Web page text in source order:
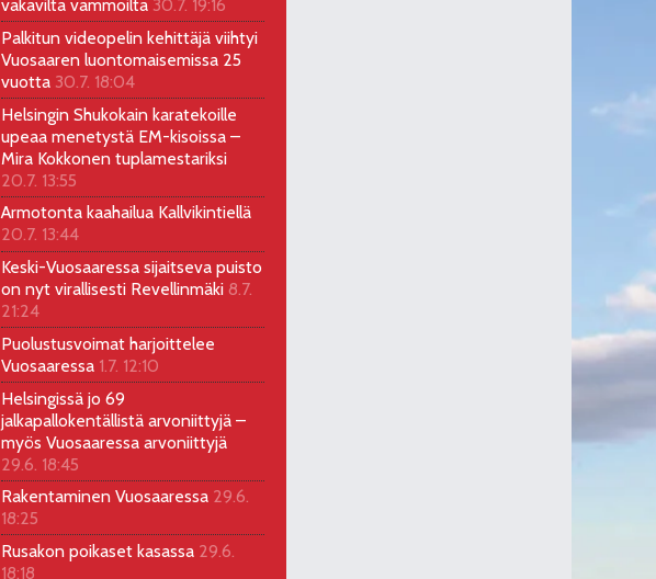
vakavilta vammoilta 30.7. 19:16
Palkitun videopelin kehittäjä viihtyi
Vuosaaren luontomaisemissa 25
vuotta 30.7. 18:04
Helsingin Shukokain karatekoille
upeaa menetystä EM-kisoissa –
Mira Kokkonen tuplamestariksi
20.7. 13:55
Armotonta kaahailua Kallvikintiellä
20.7. 13:44
Keski-Vuosaaressa sijaitseva puisto
on nyt virallisesti Revellinmäki 8.7.
21:24
Puolustusvoimat harjoittelee
Vuosaaressa 1.7. 12:10
Helsingissä jo 69
jalkapallokentällistä arvoniittyjä –
myös Vuosaaressa arvoniittyjä
29.6. 18:45
Rakentaminen Vuosaaressa 29.6.
18:25
Rusakon poikaset kasassa 29.6.
18:18